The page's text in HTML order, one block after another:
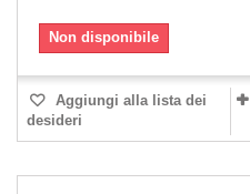
Non disponibile
Aggiungi alla lista dei
desideri